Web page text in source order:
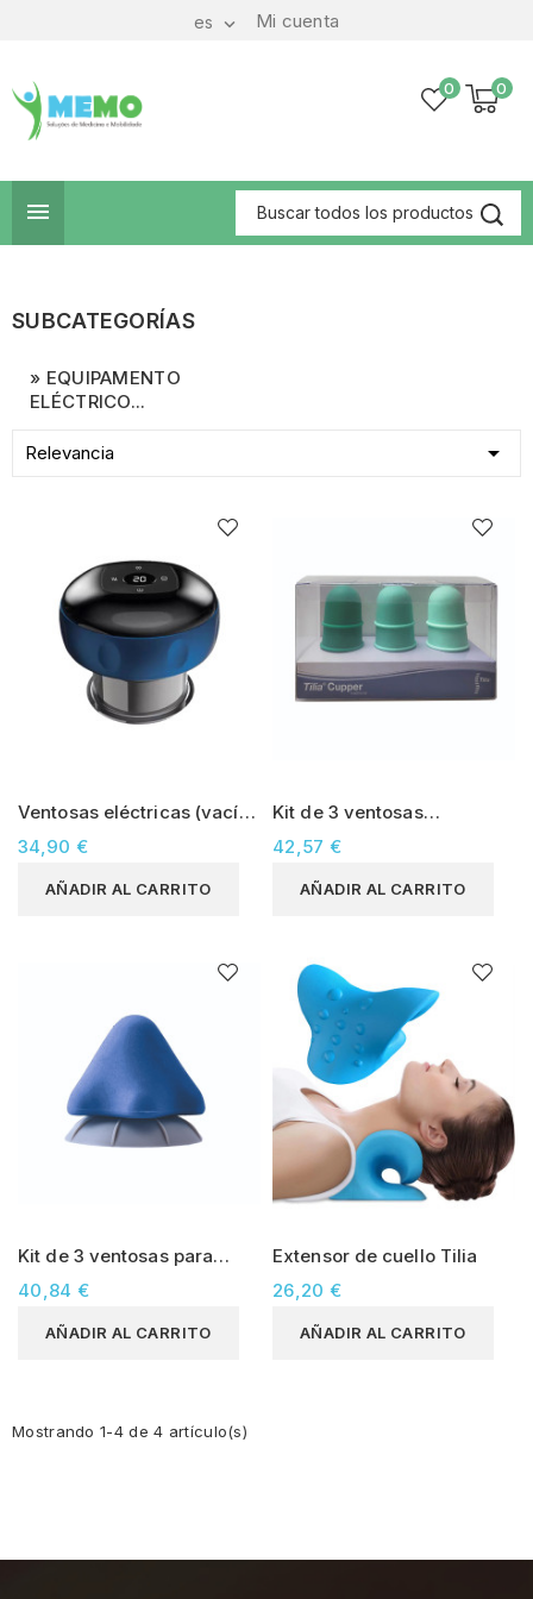
Mi cuenta
es 
0
0

SUBCATEGORÍAS
EQUIPAMENTO
ELÉCTRICO...
Relevancia 
Ventosas eléctricas (vacío
y calentamiento)
34,90 €
AÑADIR AL CARRITO
Kit de 3 ventosas
tradicionales - Tilia Cupper
42,57 €
AÑADIR AL CARRITO
Kit de 3 ventosas para
puntos gatillo
40,84 €
AÑADIR AL CARRITO
Extensor de cuello Tilia
26,20 €
AÑADIR AL CARRITO
Mostrando 1-4 de 4 artículo(s)